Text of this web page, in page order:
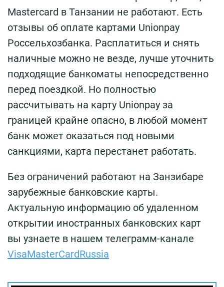
Mastercard в Танзании не работают. Есть
отзывы об оплате картами Unionpay
Россельхозбанка. Расплатиться и снять
наличные можно не везде, лучше уточнить
подходящие банкоматы непосредственно
перед поездкой. Но полностью
рассчитывать на карту Unionpay за
границей крайне опасно, в любой момент
банк может оказаться под новыми
санкциями, карта перестанет работать.
Без ограничений работают на Занзибаре
зарубежные банковские карты.
Актуальную информацию об удаленном
открытии иностранных банковских карт
вы узнаете в нашем телеграмм-канале
VisaMasterCardRussia